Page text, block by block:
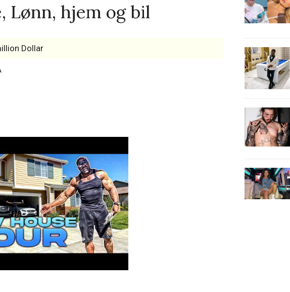
Lønn, hjem og bil
Dollar